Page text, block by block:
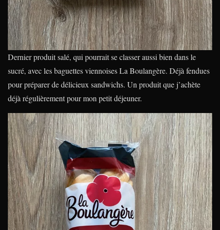
Dernier produit salé, qui pourrait se classer aussi bien dans le
sucré, avec les baguettes viennoises La Boulangère. Déjà fendues
pour préparer de délicieux sandwichs. Un produit que j’achète
déjà régulièrement pour mon petit déjeuner.